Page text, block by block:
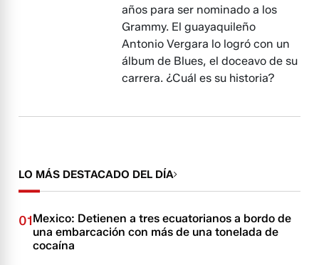
años para ser nominado a los
Grammy. El guayaquileño
Antonio Vergara lo logró con un
álbum de Blues, el doceavo de su
carrera. ¿Cuál es su historia?
LO MÁS DESTACADO DEL DÍA
01Mexico: Detienen a tres ecuatorianos a bordo de
una embarcación con más de una tonelada de
cocaína